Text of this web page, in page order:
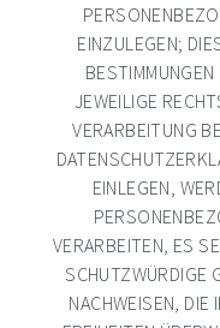
EINZULEGEN;
JEWEILIGE
VERARBEITUNG
EINLEGEN,
VERARBEITEN, ES
SCHUTZWÜRDIGE
NACHWEISEN, DIE